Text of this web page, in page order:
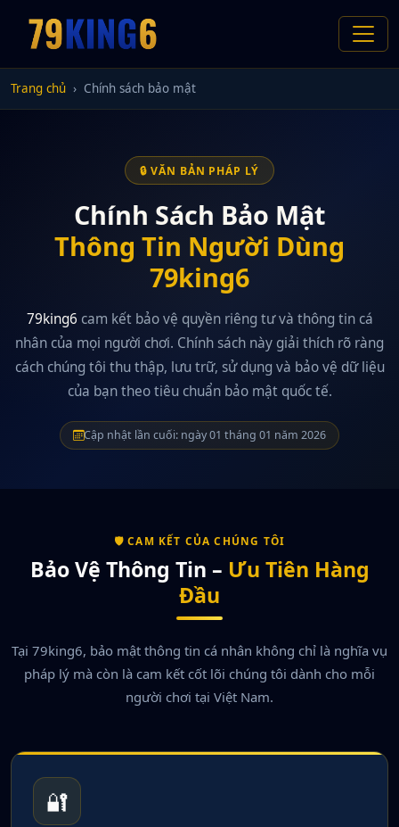
Trang chủ Chính sách bảo mật
🔒 VĂN BẢN PHÁP LÝ
Chính Sách Bảo Mật
Thông Tin Người Dùng
79king6
79king6 cam kết bảo vệ quyền riêng tư và thông tin cá
nhân của mọi người chơi. Chính sách này giải thích rõ ràng
cách chúng tôi thu thập, lưu trữ, sử dụng và bảo vệ dữ liệu
của bạn theo tiêu chuẩn bảo mật quốc tế.
Cập nhật lần cuối: ngày 01 tháng 01 năm 2026
🛡️ CAM KẾT CỦA CHÚNG TÔI
Bảo Vệ Thông Tin – Ưu Tiên Hàng
Đầu
Tại 79king6, bảo mật thông tin cá nhân không chỉ là nghĩa vụ
pháp lý mà còn là cam kết cốt lõi chúng tôi dành cho mỗi
người chơi tại Việt Nam.
🔐